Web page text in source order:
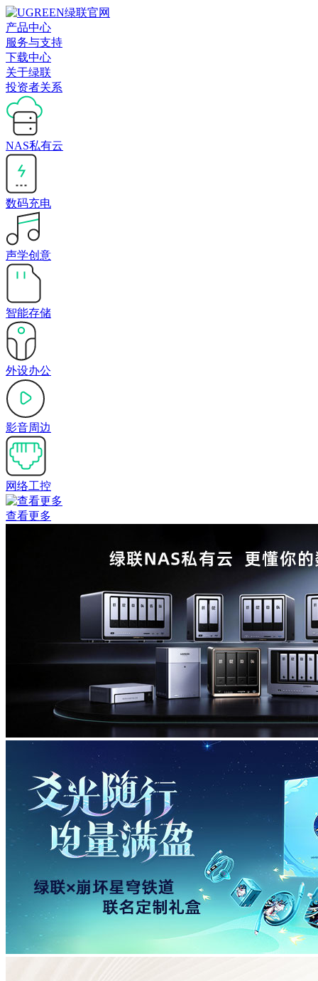
产品中心
服务与支持
下载中心
关于绿联
投资者关系
NAS私有云
数码充电
声学创意
智能存储
外设办公
影音周边
网络工控
查看更多